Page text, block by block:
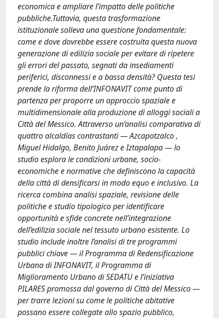
economica e ampliare l’impatto delle politiche
pubbliche.Tuttavia, questa trasformazione
istituzionale solleva una questione fondamentale:
come e dove dovrebbe essere costruita questa nuova
generazione di edilizia sociale per evitare di ripetere
gli errori del passato, segnati da insediamenti
periferici, disconnessi e a bassa densità? Questa tesi
prende la riforma dell’INFONAVIT come punto di
partenza per proporre un approccio spaziale e
multidimensionale alla produzione di alloggi sociali a
Città del Messico. Attraverso un’analisi comparativa di
quattro alcaldías contrastanti — Azcapotzalco ,
Miguel Hidalgo, Benito Juárez e Iztapalapa — lo
studio esplora le condizioni urbane, socio-
economiche e normative che definiscono la capacità
della città di densificarsi in modo equo e inclusivo. La
ricerca combina analisi spaziale, revisione delle
politiche e studio tipologico per identificare
opportunità e sfide concrete nell’integrazione
dell’edilizia sociale nel tessuto urbano esistente. Lo
studio include inoltre l’analisi di tre programmi
pubblici chiave — il Programma di Redensificazione
Urbana di INFONAVIT, il Programma di
Miglioramento Urbano di SEDATU e l’iniziativa
PILARES promossa dal governo di Città del Messico —
per trarre lezioni su come le politiche abitative
possano essere collegate allo spazio pubblico,